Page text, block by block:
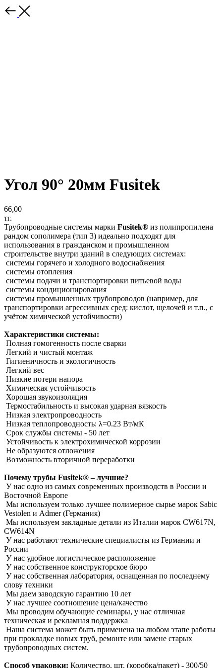
Угол 90° 20мм Fusitek
66,00
тг.
Трубопроводные системы марки Fusitek® из полипропилена
рандом сополимера (тип 3) идеально подходят для
использования в гражданском и промышленном
строительстве внутри зданий в следующих системах:
системы горячего и холодного водоснабжения
системы отопления
системы подачи и транспортировки питьевой воды
системы кондиционирования
системы промышленных трубопроводов (например, для
транспортировки агрессивных сред: кислот, щелочей и т.п., с
учётом химической устойчивости)
Характеристики системы:
Полная гомогенность после сварки
Легкий и чистый монтаж
Гигиеничность и экологичность
Легкий вес
Низкие потери напора
Химическая устойчивость
Хорошая звукоизоляция
Термостабильность и высокая ударная вязкость
Низкая электропроводность
Низкая теплопроводность: λ=0.23 Вт/мК
Срок службы системы - 50 лет
Устойчивость к электрохимической коррозии
Не образуются отложения
Возможность вторичной переработки
Почему трубы Fusitek® – лучшие?
У нас одно из самых современных производств в России и
Восточной Европе
Мы используем только лучшее полимерное сырье марок Sabic
Vestolen и Admer (Германия)
Мы используем закладные детали из Италии марок CW617N,
CW614N
У нас работают технические специалисты из Германии и
России
У нас удобное логистическое расположение
У нас собственное конструкторское бюро
У нас собственная лаборатория, оснащенная по последнему
слову техники
Мы даем заводскую гарантию 10 лет
У нас лучшее соотношение цена/качество
Мы проводим обучающие семинары, у нас отличная
техническая и рекламная поддержка
Наша система может быть применена на любом этапе работы
при прокладке новых труб, ремонте или замене старых
трубопроводных систем.
Способ упаковки: Количество, шт. (коробка/пакет) - 300/50